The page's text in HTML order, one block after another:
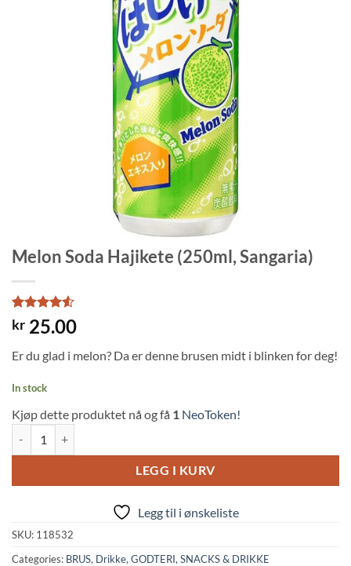
Melon Soda Hajikete (250ml, Sangaria)
Rated4.5
out of 5
4
customer
kr 25.00
Er du glad i melon? Da er denne brusen midt i blinken for deg!
In stock
Kjøp dette produktet nå og få 1 NeoToken!
LEGG I KURV
Legg til i ønskeliste
SKU: 118532
Categories: BRUS, Drikke, GODTERI, SNACKS & DRIKKE